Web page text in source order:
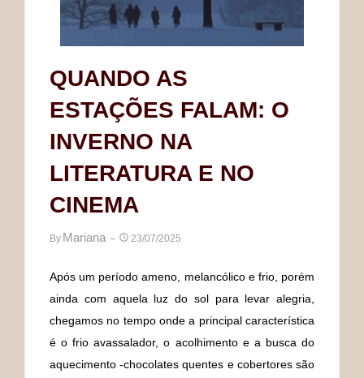
QUANDO AS
ESTAÇÕES FALAM: O
INVERNO NA
LITERATURA E NO
CINEMA
By Mariana 23/07/2025
Após um período ameno, melancólico e frio, porém
ainda com aquela luz do sol para levar alegria,
chegamos no tempo onde a principal característica
é o frio avassalador, o acolhimento e a busca do
aquecimento -chocolates quentes e cobertores são